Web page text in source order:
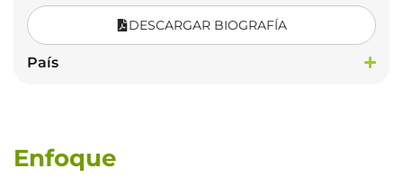
DESCARGAR BIOGRAFÍA
País
Enfoque